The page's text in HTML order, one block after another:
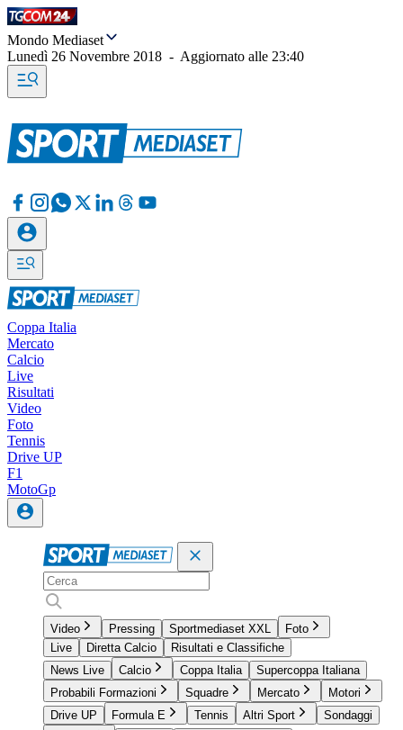
Mondo Mediaset
Lunedì 26 Novembre 2018 - Aggiornato alle 23:40
Coppa Italia
Mercato
Calcio
Live
Risultati
Video
Foto
Tennis
Drive UP
F1
MotoGp
Video Pressing Sportmediaset XXL
Foto
Live
Diretta Calcio
Risultati e Classifiche
News Live
Calcio Coppa Italia
Supercoppa Italiana
Probabili Formazioni
Squadre Mercato
Motori
Drive UP
Formula E Tennis Altri Sport
Sondaggi